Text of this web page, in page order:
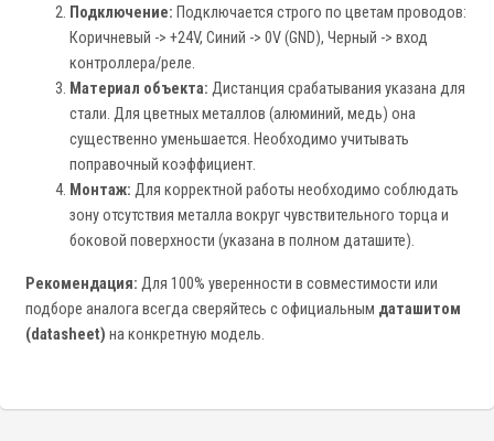
Подключение: Подключается строго по цветам проводов:
Коричневый -> +24V, Синий -> 0V (GND), Черный -> вход
контроллера/реле.
Материал объекта: Дистанция срабатывания указана для
стали. Для цветных металлов (алюминий, медь) она
существенно уменьшается. Необходимо учитывать
поправочный коэффициент.
Монтаж: Для корректной работы необходимо соблюдать
зону отсутствия металла вокруг чувствительного торца и
боковой поверхности (указана в полном даташите).
Рекомендация: Для 100% уверенности в совместимости или
подборе аналога всегда сверяйтесь с официальным даташитом
(datasheet) на конкретную модель.